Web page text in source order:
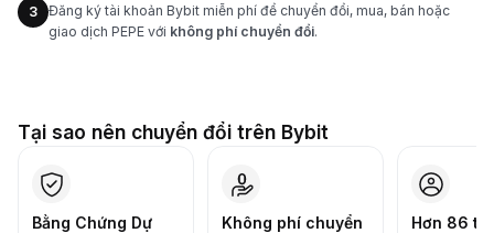
3
Đăng ký tài khoản Bybit miễn phí để chuyển đổi, mua, bán hoặc
giao dịch PEPE với không phí chuyển đổi.
Tại sao nên chuyển đổi trên Bybit
Bằng Chứng Dự
Không phí chuyển
Hơn 86